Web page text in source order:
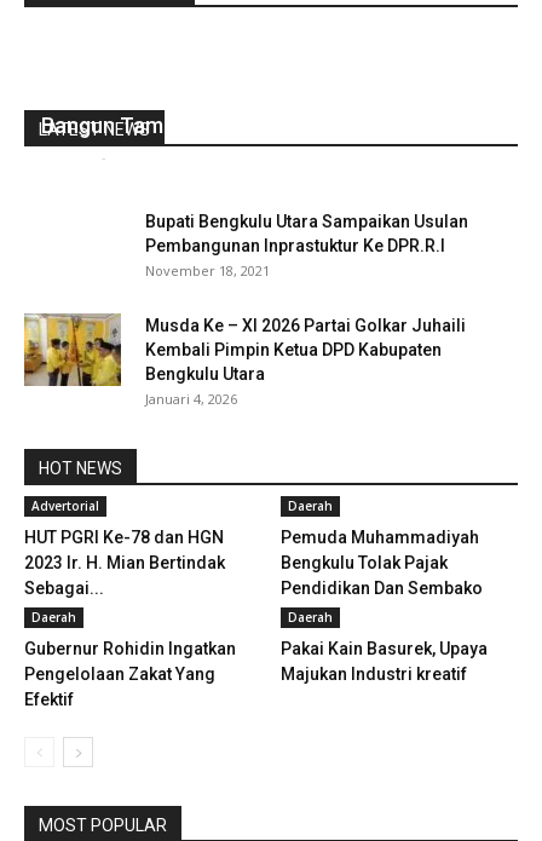
LATEST NEWS
Bangun Taman Sekolah
-
Bupati Bengkulu Utara Sampaikan Usulan
Pembangunan Inprastuktur Ke DPR.R.I
November 18, 2021
Musda Ke – XI 2026 Partai Golkar Juhaili
Kembali Pimpin Ketua DPD Kabupaten
Bengkulu Utara
Januari 4, 2026
HOT NEWS
Advertorial
HUT PGRI Ke-78 dan HGN
2023 Ir. H. Mian Bertindak
Sebagai...
Daerah
Pemuda Muhammadiyah
Bengkulu Tolak Pajak
Pendidikan Dan Sembako
Daerah
Gubernur Rohidin Ingatkan
Pengelolaan Zakat Yang
Efektif
Daerah
Pakai Kain Basurek, Upaya
Majukan Industri kreatif
MOST POPULAR